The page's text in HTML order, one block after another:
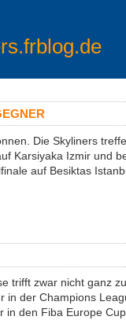
Die Skyliners
Karsiyaka Izmir und
auf Besiktas
trifft zwar nicht ganz
in der Champions
in den Fiba Europe